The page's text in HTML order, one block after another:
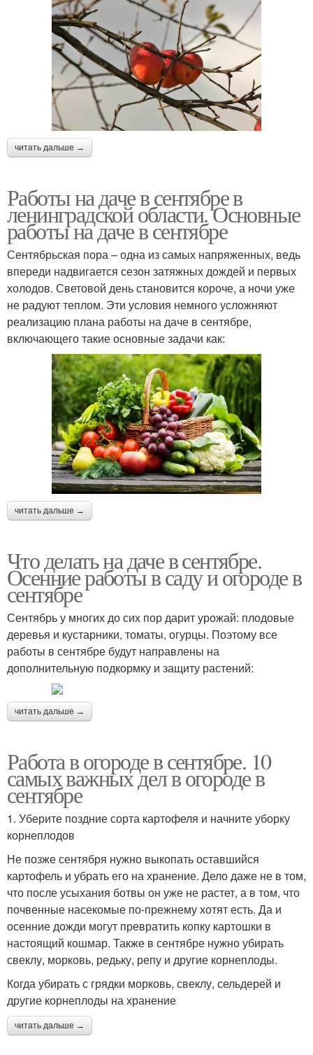
читать дальше →
Работы на даче в сентябре в
ленинградской области. Основные
работы на даче в сентябре
Сентябрьская пора – одна из самых напряженных, ведь
впереди надвигается сезон затяжных дождей и первых
холодов. Световой день становится короче, а ночи уже
не радуют теплом. Эти условия немного усложняют
реализацию плана работы на даче в сентябре,
включающего такие основные задачи как:
читать дальше →
Что делать на даче в сентябре.
Осенние работы в саду и огороде в
сентябре
Сентябрь у многих до сих пор дарит урожай: плодовые
деревья и кустарники, томаты, огурцы. Поэтому все
работы в сентябре будут направлены на
дополнительную подкормку и защиту растений:
читать дальше →
Работа в огороде в сентябре. 10
самых важных дел в огороде в
сентябре
1. Уберите поздние сорта картофеля и начните уборку
корнеплодов
Не позже сентября нужно выкопать оставшийся
картофель и убрать его на хранение. Дело даже не в том,
что после усыхания ботвы он уже не растет, а в том, что
почвенные насекомые по-прежнему хотят есть. Да и
осенние дожди могут превратить копку картошки в
настоящий кошмар. Также в сентябре нужно убирать
свеклу, морковь, редьку, репу и другие корнеплоды.
Когда убирать с грядки морковь, свеклу, сельдерей и
другие корнеплоды на хранение
читать дальше →